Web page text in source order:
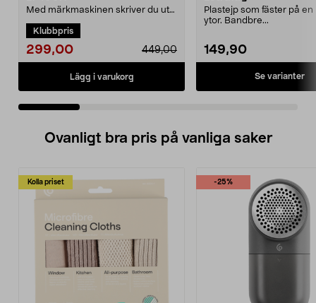
Med märkmaskinen skriver du ut
Använd den för att ...
Klubbpris
299,00 449,00
Lägg i varukorg
Plastejp som fäster på
ytor. Bandbre...
149,90
Se varianter
Ovanligt bra pris på vanliga saker
Kolla priset -25%